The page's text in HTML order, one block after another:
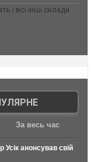
і всі інші склади
За весь час
анонсував свій